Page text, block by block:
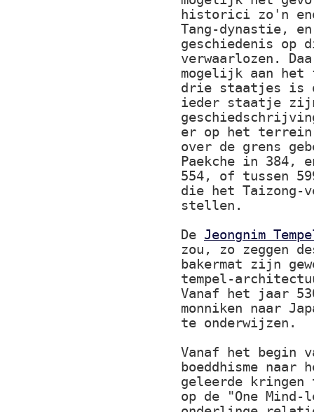
historici zo'n
Tang-dynastie,
geschiedenis op
verwaarlozen.
mogelijk aan
drie staatjes is
ieder staatje
er op het terrein
over de grens
Paekche in 384,
554, of tussen
die het Taizong-
stellen.
De Jeongnim
zou, zo zeggen
bakermat zijn
tempel-
Vanaf het jaar
monniken naar
te onderwijzen.
Vanaf het begin
boeddhisme
geleerde kringen
op de "One